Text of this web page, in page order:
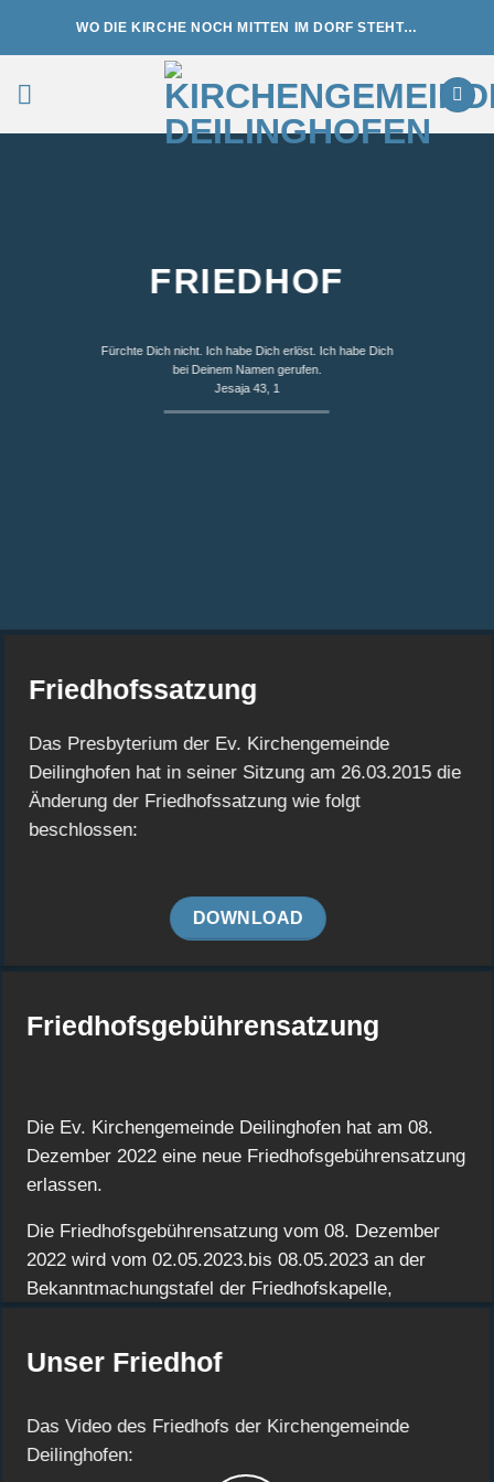
WO DIE KIRCHE NOCH MITTEN IM DORF STEHT…
FRIEDHOF
Fürchte Dich nicht. Ich habe Dich erlöst. Ich habe Dich
bei Deinem Namen gerufen.
Jesaja 43, 1
Friedhofssatzung
Das Presbyterium der Ev. Kirchengemeinde
Deilinghofen hat in seiner Sitzung am 26.03.2015 die
Änderung der Friedhofssatzung wie folgt
beschlossen:
DOWNLOAD
Friedhofsgebührensatzung
Die Ev. Kirchengemeinde Deilinghofen hat am 08.
Dezember 2022 eine neue Friedhofsgebührensatzung
erlassen.
Die Friedhofsgebührensatzung vom 08. Dezember
2022 wird vom 02.05.2023.bis 08.05.2023 an der
Bekanntmachungstafel der Friedhofskapelle,
Unser Friedhof
Das Video des Friedhofs der Kirchengemeinde
Deilinghofen: